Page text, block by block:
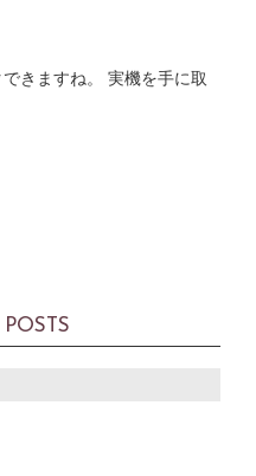
きますね。 実機を手に取